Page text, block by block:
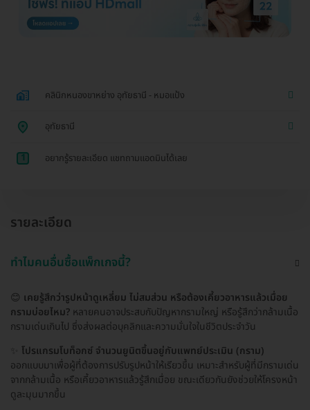
คลินิกหนองขาหย่าง อุทัยธานี - หมอแป้ง
อุทัยธานี
1 อยากรู้รายละเอียด แชทถามแอดมินได้เลย
รายละเอียด
ทำไมคนอื่นซื้อแพ็กเกจนี้?
😊 เคยรู้สึกว่ารูปหน้าดูเหลี่ยม ไม่สมส่วน หรือต้องเคี้ยวอาหารแล้วเมื่อย
กรามบ่อยไหม? หลายคนอาจประสบกับปัญหากรามใหญ่ หรือรู้สึกว่ากล้ามเนื้อ
กรามเด่นเกินไป ซึ่งส่งผลต่อบุคลิกและความมั่นใจในชีวิตประจำวัน
โปรแกรมโบท็อกซ์ จำนวนยูนิตขึ้นอยู่กับแพทย์ประเมิน (กราม)
ออกแบบมาเพื่อผู้ที่ต้องการปรับรูปหน้าให้เรียวขึ้น เหมาะสำหรับผู้ที่มีกรามเด่น
จากกล้ามเนื้อ หรือเคี้ยวอาหารแล้วรู้สึกเมื่อย ขณะเดียวกันยังช่วยให้โครงหน้า
ดูละมุนมากขึ้น